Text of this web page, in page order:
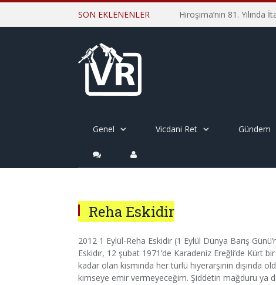
SON EKLENENLER
Genel Vicdani Ret Gündem
Reha Eskidir
2012 1 Eylül-Reha Eskidir (1 Eylül Dünya Barış
Eskidır, 12 şubat 1971’de Karadeniz Ereğli’de Kürt
kadar olan kısmında her türlü hiyerarşinin dışında
kimseye emir vermeyeceğim. Şiddetin mağduru ya